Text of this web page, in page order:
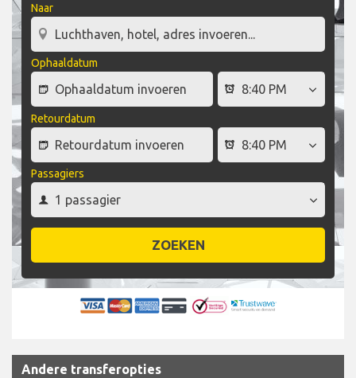
Naar
Ophaaldatum
Retourdatum
Passagiers
ZOEKEN
Andere transferopties